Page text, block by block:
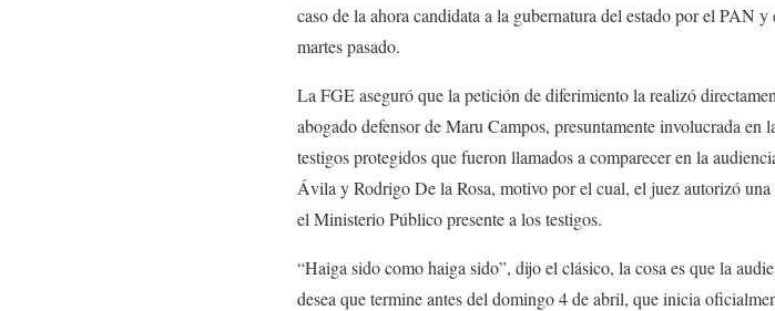
caso de la ahora candidata a la gubernatura del estado por el PAN
martes pasado.
La FGE aseguró que la petición de diferimiento la realizó
abogado defensor de Maru Campos, presuntamente involucrada
testigos protegidos que fueron llamados a comparecer en la
Ávila y Rodrigo De la Rosa, motivo por el cual, el juez autorizó
el Ministerio Público presente a los testigos.
“Haiga sido como haiga sido”, dijo el clásico, la cosa es que la
desea que termine antes del domingo 4 de abril, que inicia